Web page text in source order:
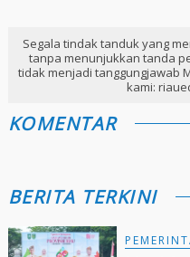
Segala tindak tanduk yang
tanpa menunjukkan tanda
tidak menjadi tanggungjawab
kami:
KOMENTAR
BERITA TERKINI